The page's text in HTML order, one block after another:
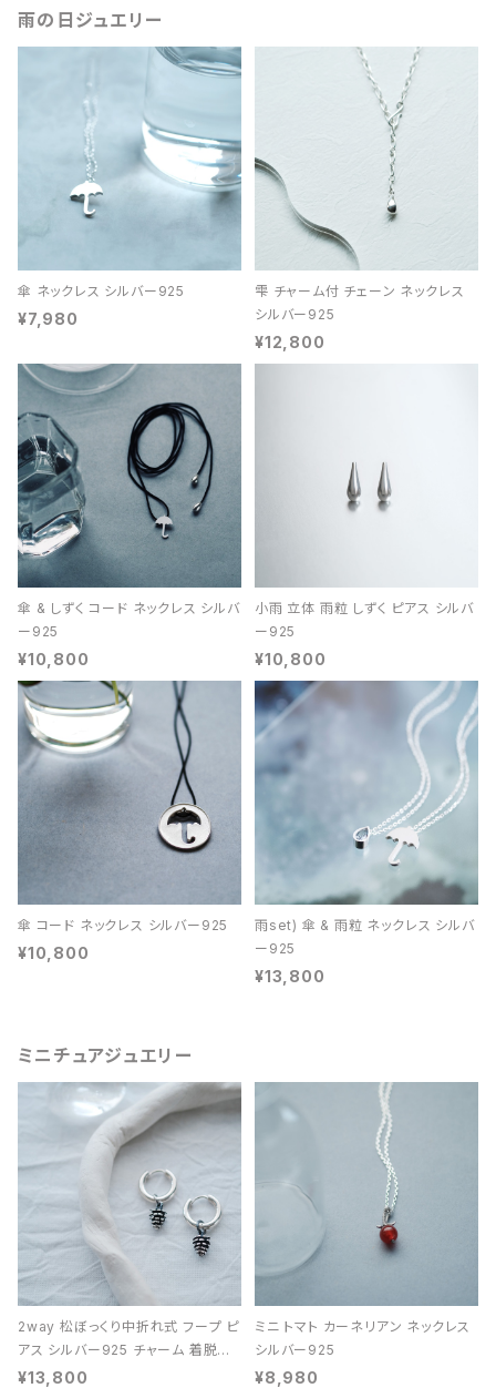
雨の日ジュエリー
傘 ネックレス シルバー925
¥7,980
雫 チャーム付 チェーン ネックレス
シルバー925
¥12,800
傘 & しずく コード ネックレス シルバ
ー925
¥10,800
小雨 立体 雨粒 しずく ピアス シルバ
ー925
¥10,800
傘 コード ネックレス シルバー925
¥10,800
雨set) 傘 & 雨粒 ネックレス シルバ
ー925
¥13,800
ミニチュアジュエリー
2way 松ぼっくり中折れ式 フープ ピ
アス シルバー925 チャーム 着脱可
能 レディース ユニセックス
¥13,800
ミニ トマト カーネリアン ネックレス
シルバー925
¥8,980